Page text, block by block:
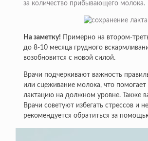
за количество прибывающего молока.
На заметку! Примерно на втором-
до 8-10 месяца грудного
возобновится с новой силой.
Врачи подчеркивают важность
или сцеживание молока, что
лактацию на должном уровне. Также
Врачи советуют избегать стрессов и
рекомендуется обратиться за